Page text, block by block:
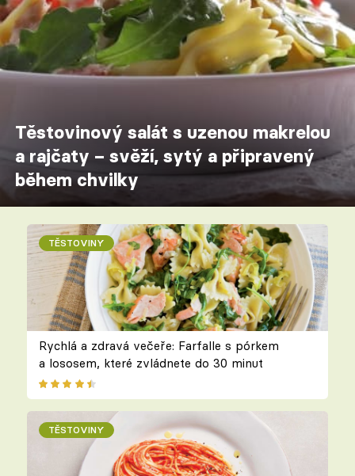
Těstovinový salát s uzenou makrelou
a rajčaty – svěží, sytý a připravený
během chvilky
TĚSTOVINY
Rychlá a zdravá večeře: Farfalle s pórkem
a lososem, které zvládnete do 30 minut
TĚSTOVINY